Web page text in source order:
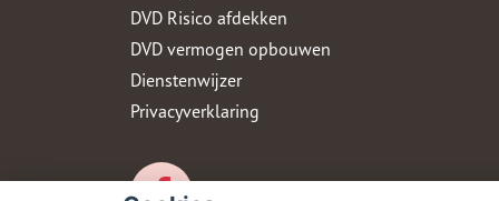
DVD Risico afdekken
DVD vermogen opbouwen
Dienstenwijzer
Privacyverklaring